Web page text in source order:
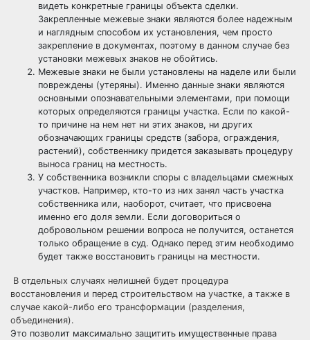
видеть конкретные границы объекта сделки.
Закрепленные межевые знаки являются более надежным
и наглядным способом их установления, чем просто
закрепление в документах, поэтому в данном случае без
установки межевых знаков не обойтись.
Межевые знаки не были установлены на наделе или были
повреждены (утеряны). Именно данные знаки являются
основными опознавательными элементами, при помощи
которых определяются границы участка. Если по какой-
то причине на нем нет ни этих знаков, ни других
обозначающих границы средств (забора, ограждения,
растений), собственнику придется заказывать процедуру
выноса границ на местность.
У собственника возникли споры с владельцами смежных
участков. Например, кто-то из них занял часть участка
собственника или, наоборот, считает, что присвоена
именно его доля земли. Если договориться о
добровольном решении вопроса не получится, останется
только обращение в суд. Однако перед этим необходимо
будет также восстановить границы на местности.
В отдельных случаях нелишней будет процедура
восстановления и перед строительством на участке, а также в
случае какой-либо его трансформации (разделения,
объединения).
Это позволит максимально защитить имущественные права